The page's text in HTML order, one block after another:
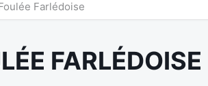
Farlédoise
FARLÉDOISE